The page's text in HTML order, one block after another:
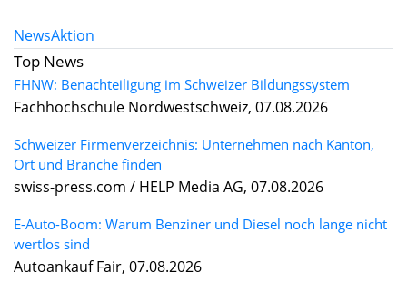
NewsAktion
Top News
FHNW: Benachteiligung im Schweizer Bildungssystem
Fachhochschule Nordwestschweiz, 07.08.2026
Schweizer Firmenverzeichnis: Unternehmen nach Kanton,
Ort und Branche finden
swiss-press.com / HELP Media AG, 07.08.2026
E-Auto-Boom: Warum Benziner und Diesel noch lange nicht
wertlos sind
Autoankauf Fair, 07.08.2026